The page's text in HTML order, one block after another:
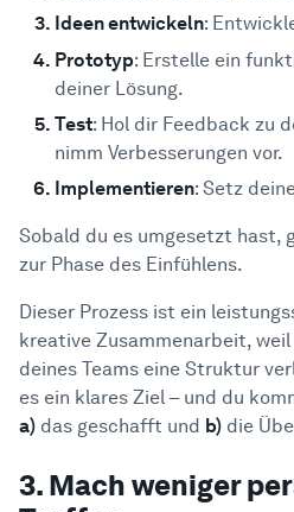
Ideen entwickeln:
Prototyp: Erstelle ein
deiner Lösung.
Test: Hol dir Feedback zu
nimm Verbesserungen vor.
Implementieren: Setz
Sobald du es umgesetzt hast,
zur Phase des Einfühlens.
Dieser Prozess ist ein
kreative Zusammenarbeit,
deines Teams eine Struktur
es ein klares Ziel – und du
a) das geschafft und b) die
3. Mach weniger